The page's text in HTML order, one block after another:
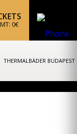
0€
THERMALBÄDER BUDAPEST